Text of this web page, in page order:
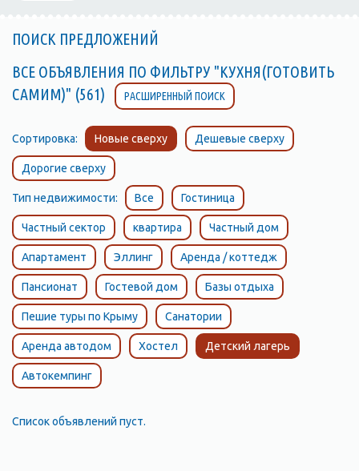
ПОИСК ПРЕДЛОЖЕНИЙ
ВСЕ ОБЪЯВЛЕНИЯ ПО ФИЛЬТРУ "КУХНЯ(ГОТОВИТЬ
САМИМ)" (561)
РАСШИРЕННЫЙ ПОИСК
Сортировка: Новые сверху Дешевые сверху
Дорогие сверху
Тип недвижимости: Все Гостиница
Частный сектор квартира Частный дом
Апартамент Эллинг Аренда / коттедж
Пансионат Гостевой дом Базы отдыха
Пешие туры по Крыму Санатории
Аренда автодом Хостел Детский лагерь
Автокемпинг
Список объявлений пуст.